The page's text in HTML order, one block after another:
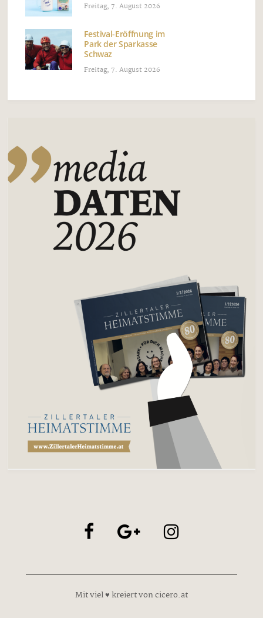
Freitag, 7. August 2026
Festival-Eröffnung im
Park der Sparkasse
Schwaz
Freitag, 7. August 2026
Mit viel ♥ kreiert von cicero.at